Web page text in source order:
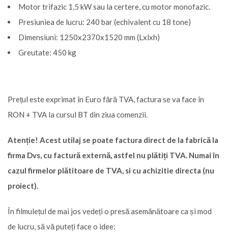
Motor trifazic 1,5 kW sau la certere, cu motor monofazic.
Presiuniea de lucru: 240 bar (echivalent cu 18 tone)
Dimensiuni: 1250x2370x1520 mm (Lxlxh)
Greutate: 450 kg
Prețul este exprimat în Euro fără TVA, factura se va face în
RON + TVA la cursul BT din ziua comenzii.
Atenție! Acest utilaj se poate factura direct de la fabrică la
firma Dvs, cu factură externă, astfel nu plătiți TVA. Numai în
cazul firmelor plătitoare de TVA, si cu achizitie directa (nu
proiect).
În filmulețul de mai jos vedeți o presă asemănătoare ca și mod
de lucru, să vă puteți face o idee: